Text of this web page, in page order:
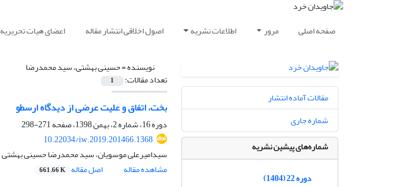
صفحه اصلی مرور اطلاعات نشریه اصول اخلاقی انتشار مقاله اعضای هیات تحریریه
نویسنده =حسینی بهشتی، سید محمدرضا
تعداد مقالات: 1
بخت، اتفاق و علیت عرضی از دیدگاه ارسطو
دوره 16، شماره 2، بهمن 1398، صفحه
271-298
10.22034/iw.2019.201466.1368
سیدامیرعلی موسویان، سید محمدرضا حسینی بهشتی
مشاهده مقاله
اصل مقاله 661.66 K
مقالات آماده انتشار
شماره جاری
شماره‌های پیشین نشریه
دوره 22 (1404)